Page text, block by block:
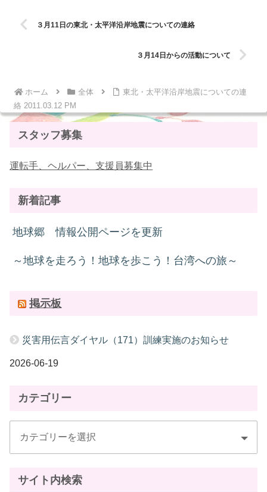
３月11日の東北・太平洋沿岸地震についての連絡
３月14日からの活動について
ホーム 全体
東北・太平洋沿岸地震についての連
絡 2011.03.12 PM
スタッフ募集
運転手、ヘルパー、支援員募集中
新着記事
地球郷 情報公開ページを更新
～地球を走ろう！地球を歩こう！台湾への旅～
掲示板
災害用伝言ダイヤル（171）訓練実施のお知らせ
2026-06-19
カテゴリー
サイト内検索